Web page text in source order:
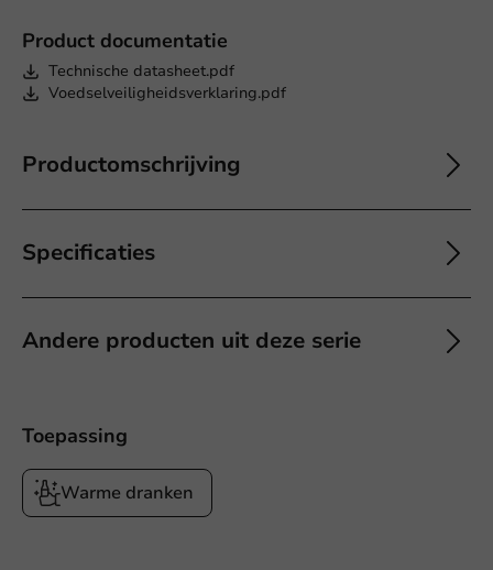
Product documentatie
Technische datasheet.pdf
Voedselveiligheidsverklaring.pdf
Productomschrijving
Specificaties
Andere producten uit deze serie
Toepassing
Warme dranken